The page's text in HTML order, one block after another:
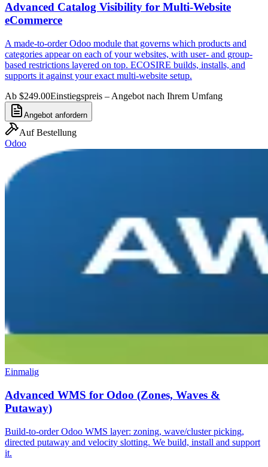
Advanced Catalog Visibility for Multi-Website
eCommerce
A made-to-order Odoo module that governs which products and
categories appear on each of your websites, with user- and group-
based restrictions layered on top. ECOSIRE builds, installs, and
supports it against your exact multi-website setup.
Ab $249.00Einstiegspreis – Angebot nach Ihrem Umfang
Angebot anfordern
Auf Bestellung
Odoo
Einmalig
Advanced WMS for Odoo (Zones, Waves &
Putaway)
Build-to-order Odoo WMS layer: zoning, wave/cluster picking,
directed putaway and velocity slotting. We build, install and support
it.